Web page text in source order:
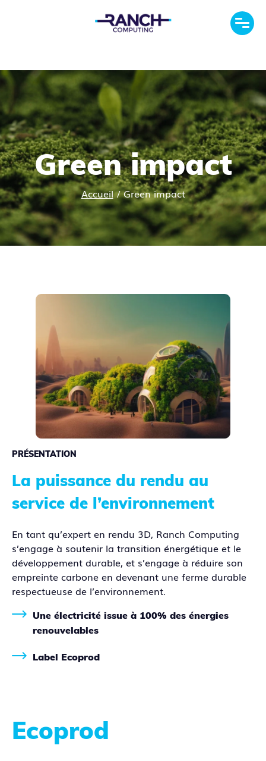
Green impact
Accueil/Green impact
PRÉSENTATION
La puissance du rendu au
service de l’environnement
En tant qu’expert en rendu 3D, Ranch Computing
s’engage à soutenir la transition énergétique et le
développement durable, et s’engage à réduire son
empreinte carbone en devenant une ferme durable
respectueuse de l’environnement.
Une électricité issue à 100% des énergies
renouvelables
Label Ecoprod
Ecoprod